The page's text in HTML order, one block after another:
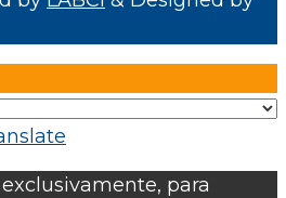
para